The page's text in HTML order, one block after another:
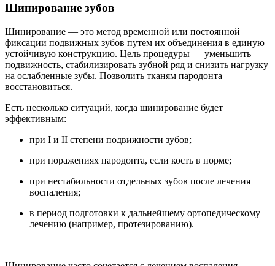
Шинирование зубов
Шинирование — это метод временной или постоянной
фиксации подвижных зубов путем их объединения в единую
устойчивую конструкцию. Цель процедуры — уменьшить
подвижность, стабилизировать зубной ряд и снизить нагрузку
на ослабленные зубы. Позволить тканям пародонта
восстановиться.
Есть несколько ситуаций, когда шинирование будет
эффективным:
при I и II степени подвижности зубов;
при поражениях пародонта, если кость в норме;
при нестабильности отдельных зубов после лечения
воспаления;
в период подготовки к дальнейшему ортопедическому
лечению (например, протезированию).